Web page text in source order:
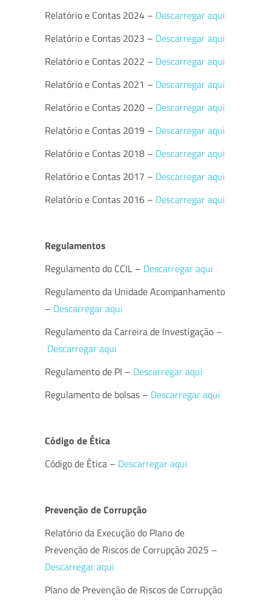
Relatório e Contas 2024 – Descarregar aqui
Relatório e Contas 2023 – Descarregar aqui
Relatório e Contas 2022 – Descarregar aqui
Relatório e Contas 2021 – Descarregar aqui
Relatório e Contas 2020 – Descarregar aqui
Relatório e Contas 2019 – Descarregar aqui
Relatório e Contas 2018 – Descarregar aqui
Relatório e Contas 2017 – Descarregar aqui
Relatório e Contas 2016 – Descarregar aqui
Regulamentos
Regulamento do CCIL – Descarregar aqui
Regulamento da Unidade Acompanhamento
– Descarregar aqui
Regulamento da Carreira de Investigação –
Descarregar aqui
Regulamento de PI – Descarregar aqui
Regulamento de bolsas – Descarregar aqui
Código de Ética
Código de Ética – Descarregar aqui
Prevenção de Corrupção
Relatório da Execução do Plano de
Prevenção de Riscos de Corrupção 2025 –
Descarregar aqui
Plano de Prevenção de Riscos de Corrupção